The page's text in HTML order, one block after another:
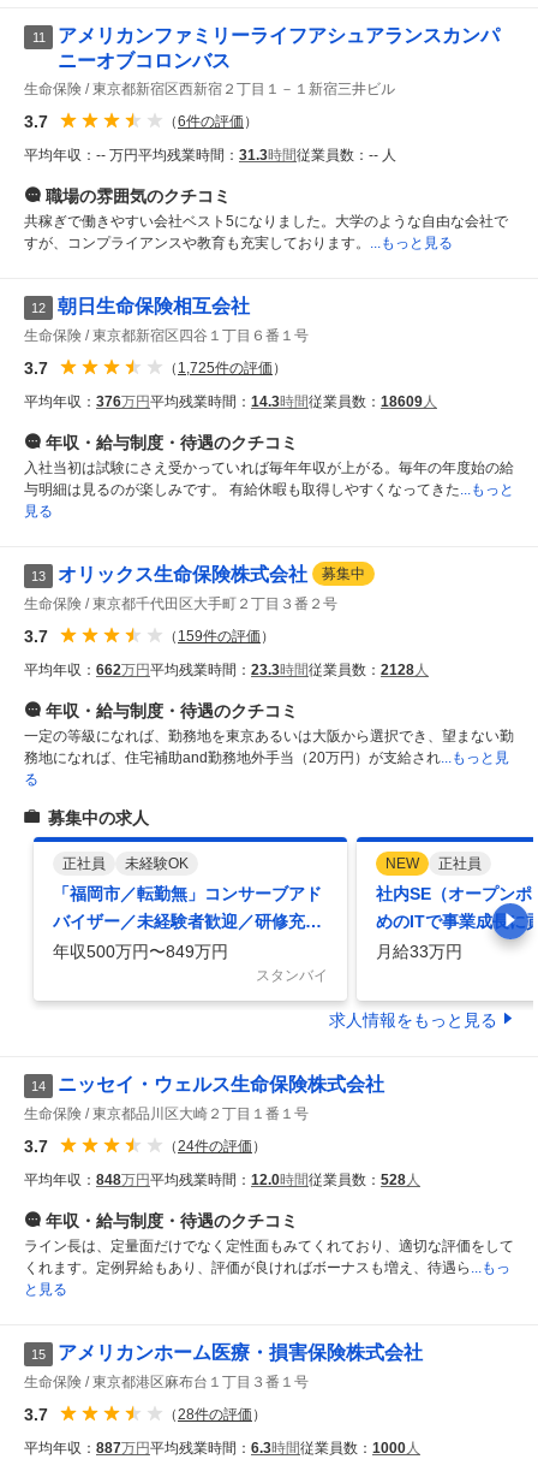
11
アメリカンファミリーライフアシュアランスカンパ
ニーオブコロンバス
生命保険 東京都新宿区西新宿２丁目１－１新宿三井ビル
3.7 （6件の評価 ）
平均年収： -- 万円平均残業時間： 31.3時間従業員数： -- 人
職場の雰囲気のクチコミ
共稼ぎで働きやすい会社ベスト5になりました。大学のような自由な会社で
すが、コンプライアンスや教育も充実しております。
...もっと見る
12 朝日生命保険相互会社
生命保険 東京都新宿区四谷１丁目６番１号
3.7 （ 1,725件の評価 ）
平均年収： 376万円平均残業時間： 14.3時間従業員数： 18609 人
年収・給与制度・待遇のクチコミ
入社当初は試験にさえ受かっていれば毎年年収が上がる。毎年の年度始の給
与明細は見るのが楽しみです。 有給休暇も取得しやすくなってきた ...もっと
見る
13 オリックス生命保険株式会社
募集中
生命保険
東京都千代田区大手町２丁目３番２号
3.7 （ 159件の評価 ）
平均年収： 662万円平均残業時間： 23.3時間従業員数： 2128 人
年収・給与制度・待遇のクチコミ
一定の等級になれば、勤務地を東京あるいは大阪から選択でき、望まない勤
務地になれば、住宅補助and勤務地外手当（20万円）が支給され ...もっと見
る
募集中の求人
正社員 未経験OK
「福岡市／転勤無」コンサーブアド
バイザー／未経験者歓迎／研修充実
／固定給／完全週休2日／年休120日
年収500万円〜849万円
スタンバイ
NEW 正社員
社内SE（オープンポ
めのITで事業成長に
事制度あり
月給33万円
求人情報をもっと見る
14 ニッセイ・ウェルス生命保険株式会社
生命保険 東京都品川区大崎２丁目１番１号
3.7 （24件の評価 ）
平均年収： 848万円平均残業時間： 12.0時間従業員数： 528 人
年収・給与制度・待遇のクチコミ
ライン長は、定量面だけでなく定性面もみてくれており、適切な評価をして
くれます。定例昇給もあり、評価が良ければボーナスも増え、待遇ら
...もっ
と見る
15 アメリカンホーム医療・損害保険株式会社
生命保険 東京都港区麻布台１丁目３番１号
3.7 （28件の評価 ）
平均年収： 887万円平均残業時間： 6.3時間従業員数： 1000 人